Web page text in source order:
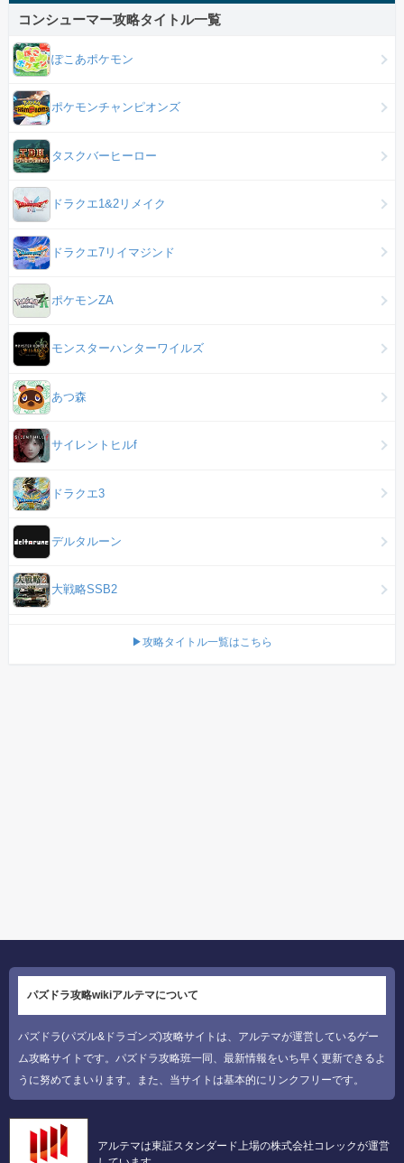
コンシューマー攻略タイトル一覧
ぽこあポケモン
ポケモンチャンピオンズ
タスクバーヒーロー
ドラクエ1&2リメイク
ドラクエ7リイマジンド
ポケモンZA
モンスターハンターワイルズ
あつ森
サイレントヒルf
ドラクエ3
デルタルーン
大戦略SSB2
▶攻略タイトル一覧はこちら
パズドラ攻略wikiアルテマについて
パズドラ(パズル&ドラゴンズ)攻略サイトは、アルテマが運営しているゲー
ム攻略サイトです。パズドラ攻略班一同、最新情報をいち早く更新できるよ
うに努めてまいります。また、当サイトは基本的にリンクフリーです。
アルテマは東証スタンダード上場の株式会社コレックが運営